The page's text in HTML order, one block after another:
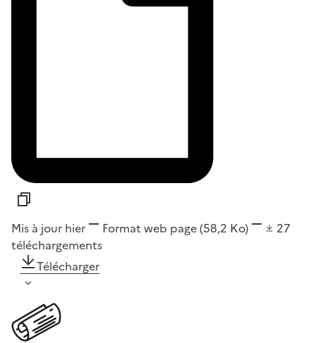
Mis à jour hier Format web page(58,2 Ko)
27
téléchargements
Télécharger